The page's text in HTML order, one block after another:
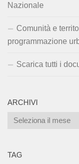
Nazionale
Comunità e
programmazione
Scarica tutti i
ARCHIVI
Archivi
TAG